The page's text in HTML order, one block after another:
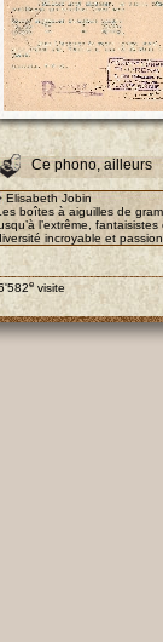
Ce phono, ailleurs
Elisabeth Jobin
boîtes à aiguilles de
l’extrême,
incroyable et
e visite